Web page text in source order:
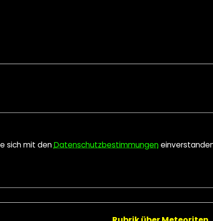
sich mit denDatenschutzbestimmungen